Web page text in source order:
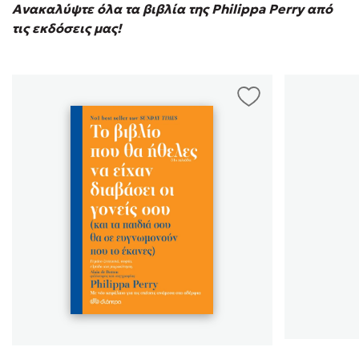
Ανακαλύψτε όλα τα βιβλία της Philippa Perry από
τις εκδόσεις μας!